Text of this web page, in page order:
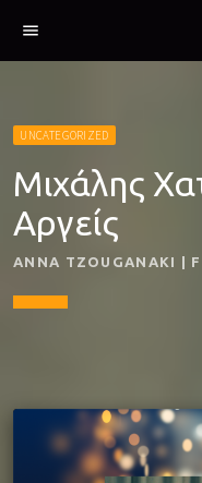
menu
UNCATEGORIZED
Μιχάλης
Αργείς
ANNA TZOUGANAKI |